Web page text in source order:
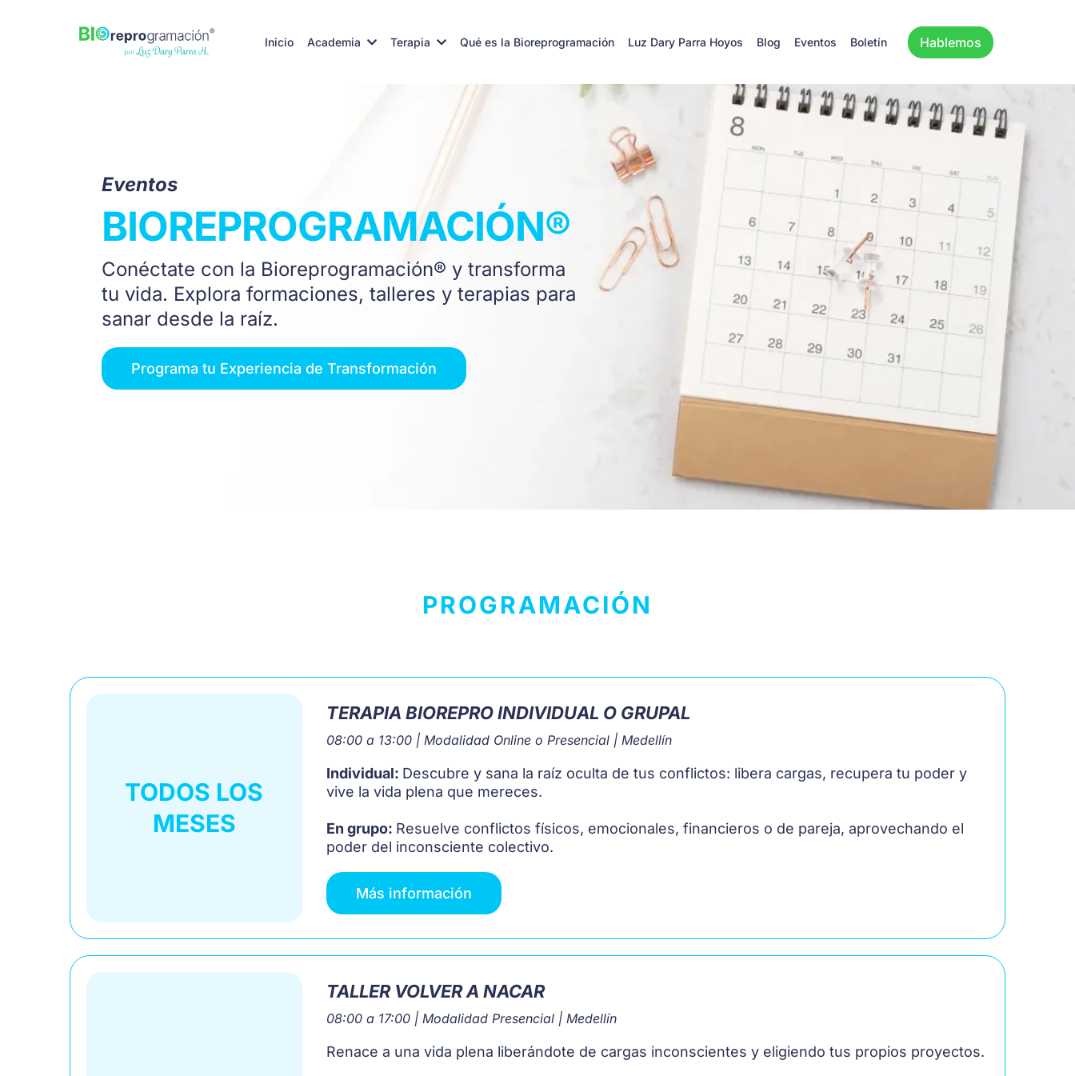
Inicio Academia Terapia Qué es la Bioreprogramación Luz Dary Parra Hoyos Blog Eventos Boletín Hablemos
Eventos
BIOREPROGRAMACIÓN®
Conéctate con la Bioreprogramación® y transforma
tu vida. Explora formaciones, talleres y terapias para
sanar desde la raíz.
Programa tu Experiencia de Transformación
PROGRAMACIÓN
TODOS LOS
MESES
TERAPIA BIOREPRO INDIVIDUAL O GRUPAL
08:00 a 13:00 | Modalidad Online o Presencial | Medellín
Individual: Descubre y sana la raíz oculta de tus conflictos: libera cargas, recupera tu poder y
vive la vida plena que mereces.
En grupo: Resuelve conflictos físicos, emocionales, financieros o de pareja, aprovechando el
poder del inconsciente colectivo.
Más información
TALLER VOLVER A NACAR
08:00 a 17:00 | Modalidad Presencial | Medellín
Renace a una vida plena liberándote de cargas inconscientes y eligiendo tus propios proyectos.